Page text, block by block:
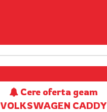
Cere oferta geam
VOLKSWAGEN CADDY